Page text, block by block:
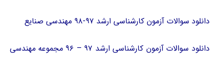
دانلود سوالات آزمون کارشناسی ارشد ۹۷-۹۸ مهندسی صنایع
دانلود سوالات آزمون کارشناسی ارشد ۹۷ – ۹۶ مجموعه مهندسی